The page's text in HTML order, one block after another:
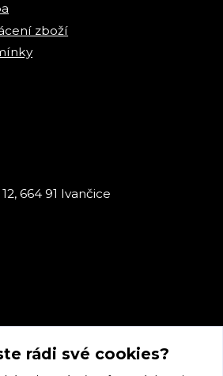
zboží
664 91 Ivančice
rádi své cookies?